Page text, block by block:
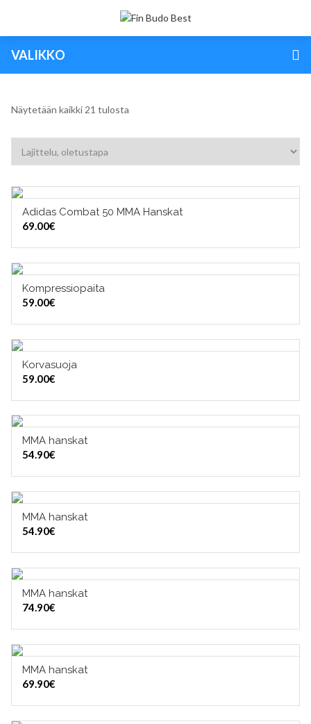
VALIKKO
Näytetään kaikki 21 tulosta
VALITSE VAIHTOEHDOISTA
Adidas Combat 50 MMA Hanskat
69.00€
Kompressiopaita
59.00€
Korvasuoja
59.00€
MMA hanskat
54.90€
MMA hanskat
54.90€
MMA hanskat
74.90€
MMA hanskat
69.90€